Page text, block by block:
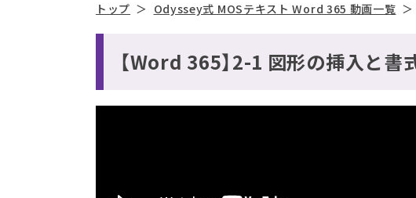
トップ Odyssey式 MOSテキスト Word 365 動画一覧
【Word 365】2-1 図形の挿入と書